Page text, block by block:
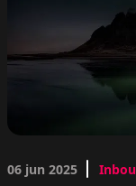
06 jun 2025